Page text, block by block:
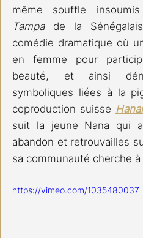
même souffle
Tampa de la
comédie dramatique où
en femme pour
beauté, et ainsi
symboliques liées à la
coproduction suisse
suit la jeune Nana qui
abandon et retrouvailles
sa communauté cherche à
https://vimeo.com/1035480037